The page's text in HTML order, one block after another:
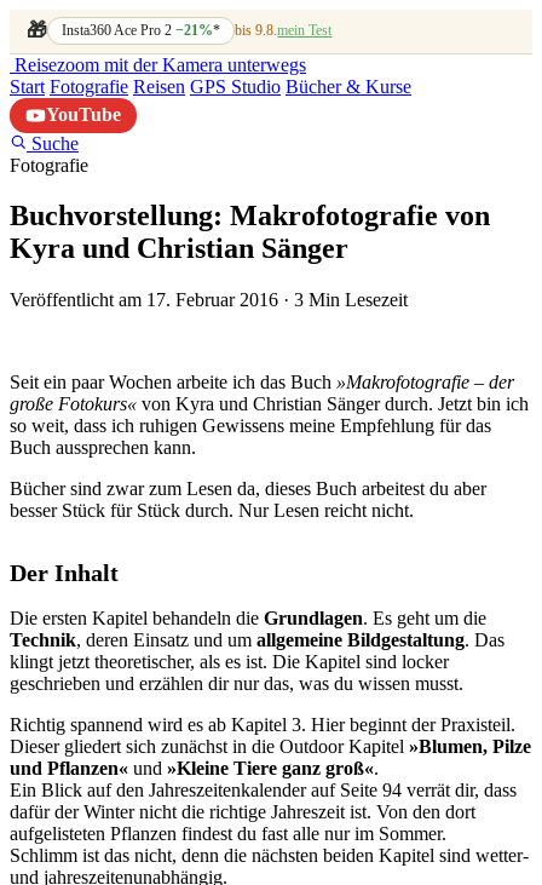
🎁 Insta360 Ace Pro 2−21%* bis 9.8.mein Test
Reisezoom mit der Kamera unterwegs
Start Fotografie Reisen GPS Studio Bücher & Kurse
YouTube
Suche
Fotografie
Buchvorstellung: Makrofotografie von
Kyra und Christian Sänger
Veröffentlicht am 17. Februar 2016 · 3 Min Lesezeit
Seit ein paar Wochen arbeite ich das Buch »Makrofotografie – der
große Fotokurs« von Kyra und Christian Sänger durch. Jetzt bin ich
so weit, dass ich ruhigen Gewissens meine Empfehlung für das
Buch aussprechen kann.
Bücher sind zwar zum Lesen da, dieses Buch arbeitest du aber
besser Stück für Stück durch. Nur Lesen reicht nicht.
Der Inhalt
Die ersten Kapitel behandeln die Grundlagen. Es geht um die
Technik, deren Einsatz und um allgemeine Bildgestaltung. Das
klingt jetzt theoretischer, als es ist. Die Kapitel sind locker
geschrieben und erzählen dir nur das, was du wissen musst.
Richtig spannend wird es ab Kapitel 3. Hier beginnt der Praxisteil.
Dieser gliedert sich zunächst in die Outdoor Kapitel »Blumen, Pilze
und Pflanzen« und »Kleine Tiere ganz groß«.
Ein Blick auf den Jahreszeitenkalender auf Seite 94 verrät dir, dass
dafür der Winter nicht die richtige Jahreszeit ist. Von den dort
aufgelisteten Pflanzen findest du fast alle nur im Sommer.
Schlimm ist das nicht, denn die nächsten beiden Kapitel sind wetter-
und jahreszeitenunabhängig.